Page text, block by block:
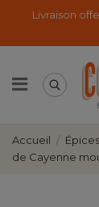
Livraison
Accueil Épices
de Cayenne